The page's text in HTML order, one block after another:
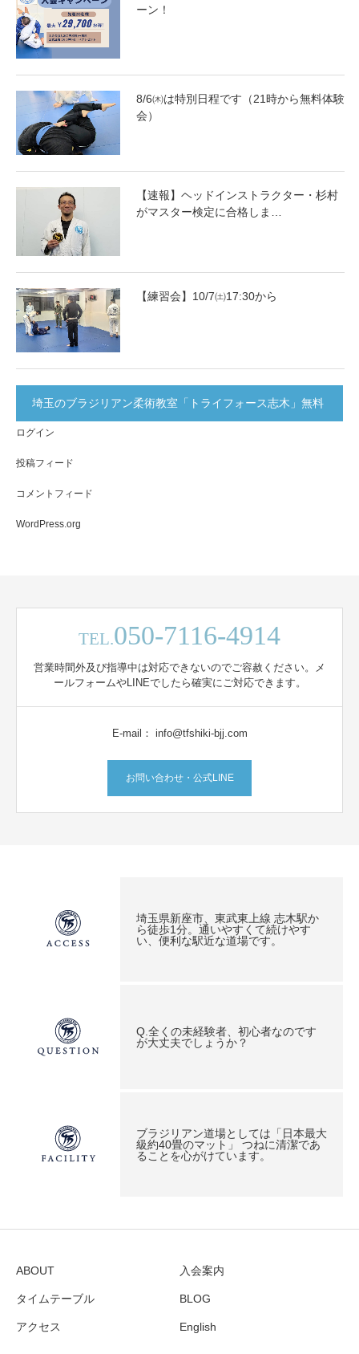
ーン！
8/6㈭は特別日程です（21時から無料体験
会）
【速報】ヘッドインストラクター・杉村
がマスター検定に合格しま…
【練習会】10/7㈯17:30から
埼玉のブラジリアン柔術教室「トライフォース志木」無料
体験実施中！
ログイン
投稿フィード
コメントフィード
WordPress.org
TEL.050-7116-4914
営業時間外及び指導中は対応できないのでご容赦ください。メ
ールフォームやLINEでしたら確実にご対応できます。
E-mail： info@tfshiki-bjj.com
お問い合わせ・公式LINE
埼玉県新座市、東武東上線 志木駅か
ら徒歩1分。通いやすくて続けやす
い、便利な駅近な道場です。
Q.全くの未経験者、初心者なのです
が大丈夫でしょうか？
ブラジリアン道場としては「日本最大
級約40畳のマット」 つねに清潔であ
ることを心がけています。
ABOUT 入会案内
タイムテーブル BLOG
アクセス English